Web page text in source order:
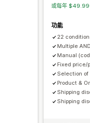
或每年 $49.99
功能
22
Multiple
Manual
Fixed price/
Selection of
Product &
Shipping
Shipping